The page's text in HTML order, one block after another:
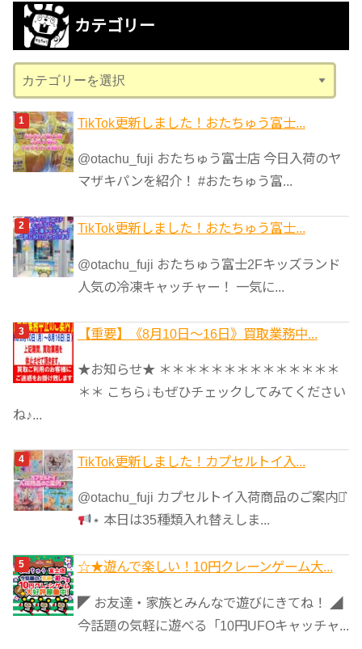
カ
ブ
カテゴリー
テ
ゴ
リ
ー
TikTok更新しました！おたちゅう富士...
@otachu_fuji おたちゅう富士店 今日入荷のヤ
マザキパンを紹介！ #おたちゅう富...
TikTok更新しました！おたちゅう富士...
@otachu_fuji おたちゅう富士2Fキッズランド
人気の冷凍キャッチャー！ 一気に...
【重要】《8月10日～16日》買取業務中...
★お知らせ★ ＊＊＊＊＊＊＊＊＊＊＊＊＊＊
＊＊ こちら↓もぜひチェックしてみてください
ね♪...
TikTok更新しました！カプセルトイ入...
@otachu_fuji カプセルトイ入荷商品のご案内⋆͛
⋆ 本日は35種類入れ替えしま...
☆★遊んで楽しい！10円クレーンゲーム大...
◤ お友達・家族とみんなで遊びにきてね！ ◢
今話題の気軽に遊べる「10円UFOキャッチャ...